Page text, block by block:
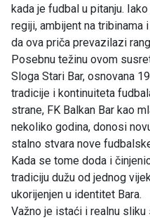
kada je fudbal u pitanju.
regiji, ambijent na tribinama
da ova priča prevazilazi
Posebnu težinu ovom
Sloga Stari Bar, osnovana
tradicije i kontinuiteta
strane, FK Balkan Bar kao
nekoliko godina, donosi
stalno stvara nove
Kada se tome doda i
tradiciju dužu od jednog
ukorijenjen u identitet Bara.
Važno je istaći i realnu